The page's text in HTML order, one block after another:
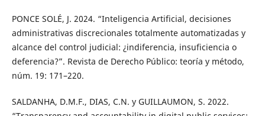
PONCE SOLÉ, J. 2024. “Inteligencia Artificial, decisiones
administrativas discrecionales totalmente automatizadas y
alcance del control judicial: ¿indiferencia, insuficiencia o
deferencia?”. Revista de Derecho Público: teoría y método,
núm. 19: 171–220.
SALDANHA, D.M.F., DIAS, C.N. y GUILLAUMON, S. 2022.